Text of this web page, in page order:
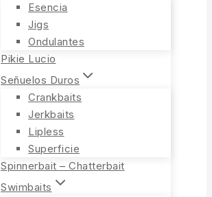
Esencia
Jigs
Ondulantes
Pikie Lucio
Señuelos Duros
Crankbaits
Jerkbaits
Lipless
Superficie
Spinnerbait – Chatterbait
Swimbaits